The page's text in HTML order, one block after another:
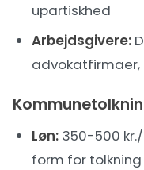
upartiskhed
Arbejdsgivere:
Løn: 350-500
form for